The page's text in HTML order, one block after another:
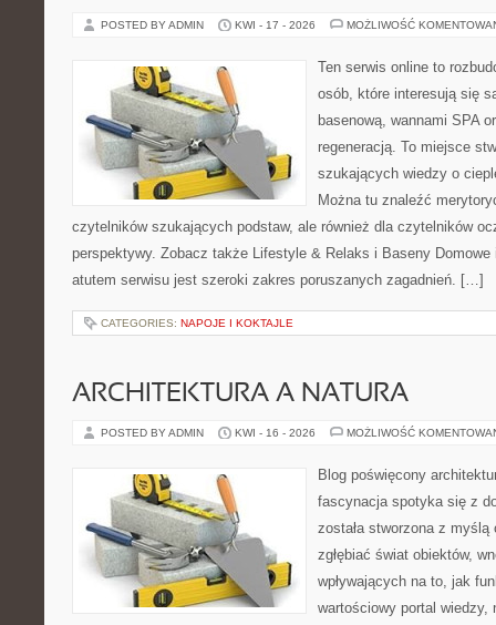
POSTED BY ADMIN KWI - 17 - 2026 MOŻLIWOŚĆ
Ten serwis online to
osób, które interesują się
basenową, wannami SPA
regeneracją. To miejsce
szukających wiedzy o
Można tu znaleźć
czytelników szukających podstaw, ale również dla czytelników
perspektywy. Zobacz także Lifestyle & Relaks i Baseny Domowe
atutem serwisu jest szeroki zakres poruszanych zagadnień. […]
CATEGORIES: NAPOJE I KOKTAJLE
ARCHITEKTURA A NATURA
POSTED BY ADMIN KWI - 16 - 2026 MOŻLIWOŚĆ
Blog poświęcony
fascynacja spotyka się z
została stworzona z
zgłębiać świat obiektów,
wpływających na to, jak
wartościowy portal